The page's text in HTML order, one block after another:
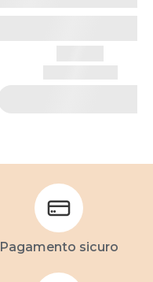
Pagamento sicuro